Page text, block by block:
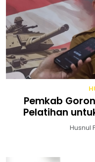
Pemkab
Pelatihan
Husnul